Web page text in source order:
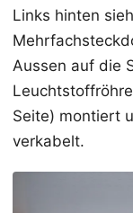
Links hinten
Aussen auf die
Seite) montiert
verkabelt.